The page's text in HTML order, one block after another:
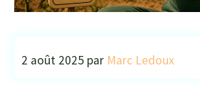
2 août 2025 par Marc Ledoux